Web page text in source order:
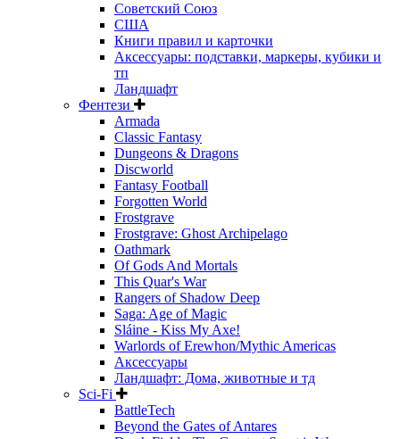
Советский Союз
США
Книги правил и карточки
Аксессуары: подставки, маркеры, кубики и
тп
Ландшафт
Фентези
Armada
Classic Fantasy
Dungeons & Dragons
Discworld
Fantasy Football
Forgotten World
Frostgrave
Frostgrave: Ghost Archipelago
Oathmark
Of Gods And Mortals
This Quar's War
Rangers of Shadow Deep
Saga: Age of Magic
Sláine - Kiss My Axe!
Warlords of Erewhon/Mythic Americas
Аксессуары
Ландшафт: Дома, животные и тд
Sci-Fi
BattleTech
Beyond the Gates of Antares